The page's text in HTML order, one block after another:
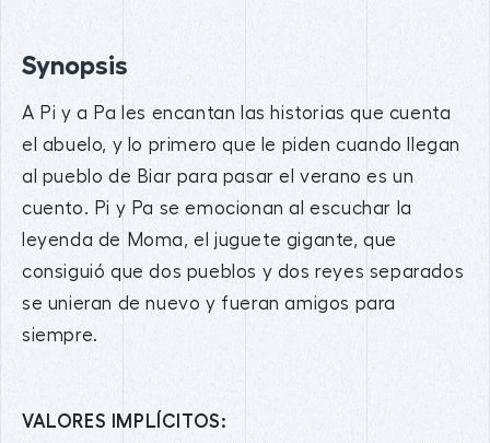
Synopsis
A Pi y a Pa les encantan las historias que cuenta
el abuelo, y lo primero que le piden cuando llegan
al pueblo de Biar para pasar el verano es un
cuento. Pi y Pa se emocionan al escuchar la
leyenda de Moma, el juguete gigante, que
consiguió que dos pueblos y dos reyes separados
se unieran de nuevo y fueran amigos para
siempre.
VALORES IMPLÍCITOS: